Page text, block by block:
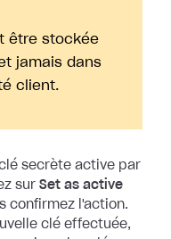
être stockée
jamais dans
client.
secrète active par
sur Set as active
confirmez l'action.
clé effectuée,